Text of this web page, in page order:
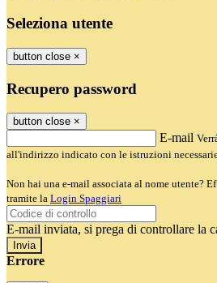
Seleziona utente
button close ×
Recupero password
button close ×
E-mail
all'indirizzo indicato con le istruzioni
Non hai una e-mail associata al nome utente?
tramite la Login Spaggiari
E-mail inviata, si prega di controllare la
Errore